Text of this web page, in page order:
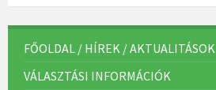
FŐOLDAL / HÍREK / AKTUALITÁSOK
VÁLASZTÁSI INFORMÁCIÓK